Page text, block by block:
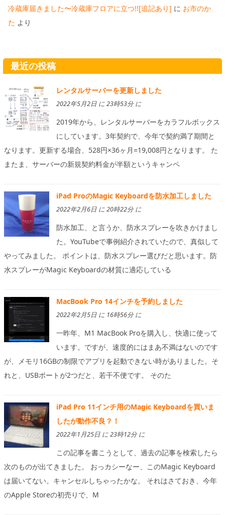
冷蔵庫届きました〜冷蔵庫フロアに立つ!![追記あり] に お市のか
た より
最近の投稿
レンタルサーバーを更新しました
2022年5月2日 に 23時53分 に
2019年から、レンタルサーバーをカラフルボックス
にしています。3年契約で、今年で契約満了期間と
なります。更新する場合、528円×36ヶ月=19,008円となります。 た
またま、サーバーの新規契約料金が半額というキャンペ
iPad ProのMagic Keyboardを防水加工しました
2022年2月6日 に 20時22分 に
防水加工、と言うか、防水スプレーを吹きかけまし
た。YouTubeで事例紹介されていたので、真似して
やってみました。 ポイントは、防水スプレー選びだと思います。防
水スプレーがMagic Keyboardの材質に適応している
MacBook Pro 14インチを予約しました
2022年2月5日 に 16時56分 に
一昨年、M1 MacBook Proを購入し、快適に使って
います。ですが、速度的にはまあ不満はないのです
が、メモリ16GBの制限でアプリを起動できない時がありました。そ
れと、USBポートが2つだと、若干不便です。 そのた
iPad Pro 11インチ用のMagic Keyboardを買いま
したが動作不良？！
2022年1月25日 に 23時12分 に
この記事を書こうとして、過去の記事を検索したら
次のものが出てきました。 おっカシーなー、このMagic Keyboard
は届いてない。キャンセルしちゃったかな。 それはさておき、今年
のApple Storeの初売りで、M